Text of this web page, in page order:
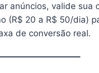
anúncios, valide sua
(R$ 20 a R$ 50/dia)
de conversão real.